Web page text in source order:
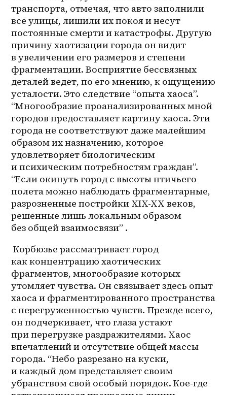
транспорта, отмечая, что авто заполнили
все улицы, лишили их покоя и несут
постоянные смерти и катастрофы. Другую
причину хаотизации города он видит
в увеличении его размеров и степени
фрагментации. Восприятие бессвязных
деталей ведет, по его мнению, к ощущению
усталости. Это следствие “опыта хаоса”.
“Многообразие проанализированных мной
городов предоставляет картину хаоса. Эти
города не соответствуют даже малейшим
образом их назначению, которое
удовлетворяет биологическим
и психическим потребностям граждан”.
“Если окинуть город с высоты птичьего
полета можно наблюдать фрагментарные,
разрозненные постройки XIX-XX веков,
решенные лишь локальным образом
без общей взаимосвязи” .
Корбюзье рассматривает город
как концентрацию хаотических
фрагментов, многообразие которых
утомляет чувства. Он связывает здесь опыт
хаоса и фрагментированного пространства
с перегруженностью чувств. Прежде всего,
он подчеркивает, что глаза устают
при перегрузке раздражителями. Хаос
впечатлений и отсутствие общей массы
города. “Небо разрезано на куски,
и каждый дом представляет своим
убранством свой особый порядок. Кое-где